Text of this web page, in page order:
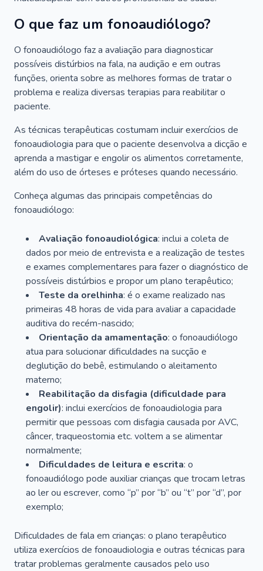
O que faz um fonoaudiólogo?
O fonoaudiólogo faz a avaliação para diagnosticar
possíveis distúrbios na fala, na audição e em outras
funções, orienta sobre as melhores formas de tratar o
problema e realiza diversas terapias para reabilitar o
paciente.
As técnicas terapêuticas costumam incluir exercícios de
fonoaudiologia para que o paciente desenvolva a dicção e
aprenda a mastigar e engolir os alimentos corretamente,
além do uso de órteses e próteses quando necessário.
Conheça algumas das principais competências do
fonoaudiólogo:
Avaliação fonoaudiológica: inclui a coleta de
dados por meio de entrevista e a realização de testes
e exames complementares para fazer o diagnóstico de
possíveis distúrbios e propor um plano terapêutico;
Teste da orelhinha: é o exame realizado nas
primeiras 48 horas de vida para avaliar a capacidade
auditiva do recém-nascido;
Orientação da amamentação: o fonoaudiólogo
atua para solucionar dificuldades na sucção e
deglutição do bebê, estimulando o aleitamento
materno;
Reabilitação da disfagia (dificuldade para
engolir): inclui exercícios de fonoaudiologia para
permitir que pessoas com disfagia causada por AVC,
câncer, traqueostomia etc. voltem a se alimentar
normalmente;
Dificuldades de leitura e escrita: o
fonoaudiólogo pode auxiliar crianças que trocam letras
ao ler ou escrever, como “p” por “b” ou “t” por “d”, por
exemplo;
Dificuldades de fala em crianças: o plano terapêutico
utiliza exercícios de fonoaudiologia e outras técnicas para
tratar problemas geralmente causados pelo uso